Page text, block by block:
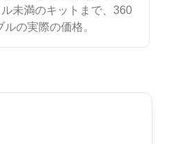
未満のキットまで、360
の実際の価格。